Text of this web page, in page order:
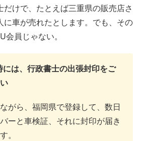
だけで、たとえば三重県の販売店さ
に車が売れたとします。でも、その
会員じゃない。
には、行政書士の出張封印をご
がら、福岡県で登録して、数日
ーと車検証、それに封印が届き
。